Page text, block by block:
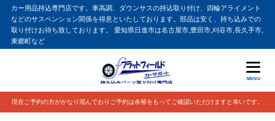
カー用品持込専門店です。車高調、ダウンサスの持込取り付け、四輪アライメント
などのサスペンション関係を得意といたしております。部品は安く、持ち込みでの
取り付けお待ち致しております。 愛知県日進市は名古屋市,豊田市,刈谷市,長久手市,
東郷町など
MENU
現在ご予約の方がかなり混んでおりご予約は余裕をもってご確認いただけますと幸いです。